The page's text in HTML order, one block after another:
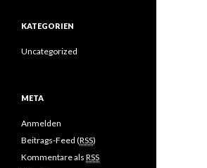
KATEGORIEN
Uncategorized
META
Anmelden
Beitrags-Feed (RSS)
Kommentare als RSS